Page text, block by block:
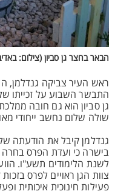
הבאר בחצר גן סביון (צילום:
ראש העיר צביקה גנדלמן,
התבשר השבוע על זכייתו
גן סביון הוא גם חובה
שולה שלום נחשב ייחודי
גנדלמן קיבל את הודעתה
בישרה כי ועדת הפרס בחרה
לשנת הלימודים תשע"ו.
צוות הגן ראויים לפרס
פעילות חינוכית איכותית